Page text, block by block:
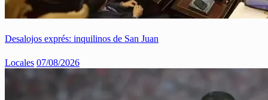
Desalojos exprés: inquilinos de San Juan
Locales 07/08/2026